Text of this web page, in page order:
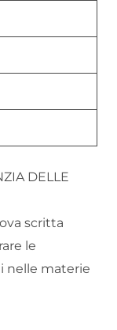
DELLE
scritta
le
nelle materie